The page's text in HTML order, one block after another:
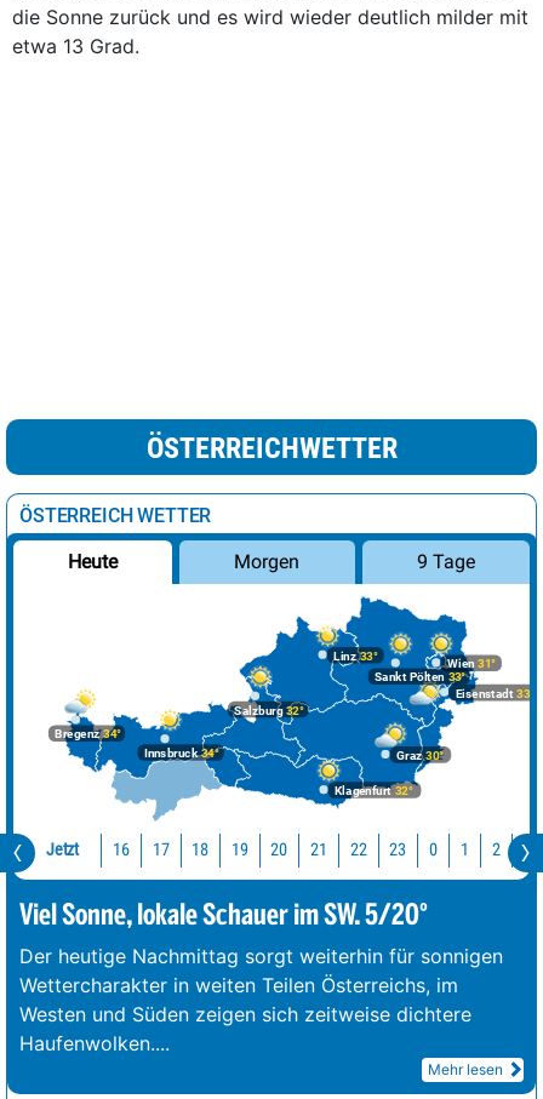
die Sonne zurück und es wird wieder deutlich milder mit
etwa 13 Grad.
ÖSTERREICHWETTER
ÖSTERREICH WETTER
Heute Morgen 9 Tage
Bregenz34°
Graz30°
Innsbruck34°
Klagenfurt 32°
Linz33°
Salzburg32°
Wien 31°
Eisenstadt 33°
Sankt Pölten 33°
Jetzt 16 17 18 19 20 21 22 23 0 1 2 3
Viel Sonne, lokale Schauer im SW. 5/20°
Der heutige Nachmittag sorgt weiterhin für sonnigen
Wettercharakter in weiten Teilen Österreichs, im
Westen und Süden zeigen sich zeitweise dichtere
Haufenwolken....
Mehr lesen